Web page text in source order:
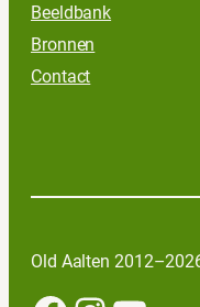
Beeldbank
Bronnen
Contact
Old Aalten